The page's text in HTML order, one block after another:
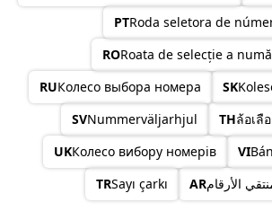
PTRoda seletora de
RORoata de selecție a
RUКолесо выбора номера SK
SVNummerväljarhjul THล้อเลื
UKКолесо вибору номерів VI
TRSayı çarkı ARالأرقام